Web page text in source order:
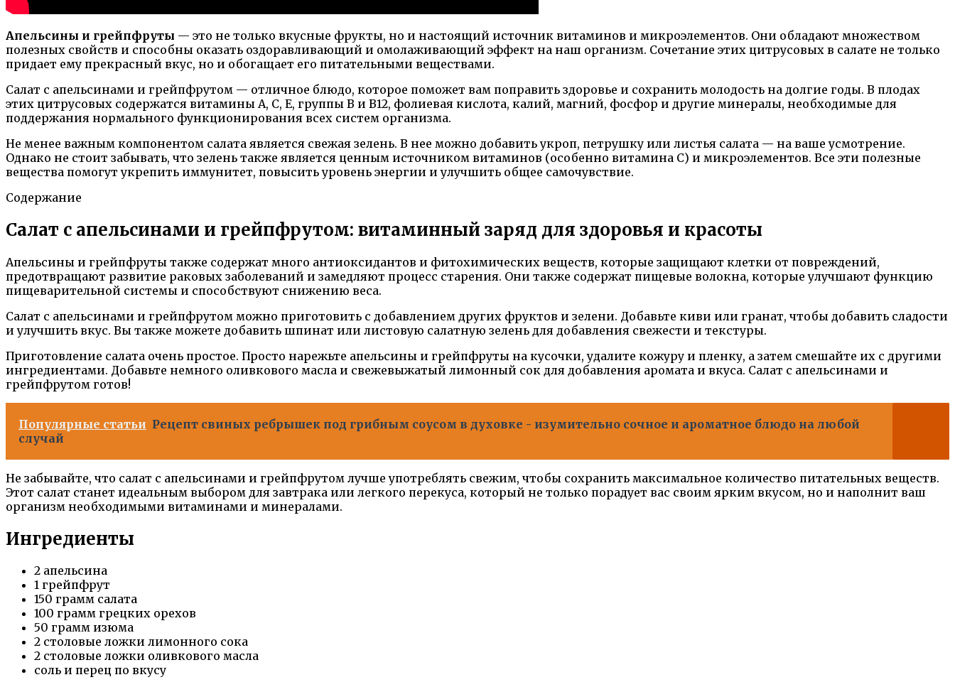
Апельсины и грейпфруты — это не только вкусные фрукты, но и настоящий источник витаминов и микроэлементов. Они обладают множеством
полезных свойств и способны оказать оздоравливающий и омолаживающий эффект на наш организм. Сочетание этих цитрусовых в салате не только
придает ему прекрасный вкус, но и обогащает его питательными веществами.
Салат с апельсинами и грейпфрутом — отличное блюдо, которое поможет вам поправить здоровье и сохранить молодость на долгие годы. В плодах
этих цитрусовых содержатся витамины А, С, Е, группы В и В12, фолиевая кислота, калий, магний, фосфор и другие минералы, необходимые для
поддержания нормального функционирования всех систем организма.
Не менее важным компонентом салата является свежая зелень. В нее можно добавить укроп, петрушку или листья салата — на ваше усмотрение.
Однако не стоит забывать, что зелень также является ценным источником витаминов (особенно витамина С) и микроэлементов. Все эти полезные
вещества помогут укрепить иммунитет, повысить уровень энергии и улучшить общее самочувствие.
Содержание
Салат с апельсинами и грейпфрутом: витаминный заряд для здоровья и красоты
Апельсины и грейпфруты также содержат много антиоксидантов и фитохимических веществ, которые защищают клетки от повреждений,
предотвращают развитие раковых заболеваний и замедляют процесс старения. Они также содержат пищевые волокна, которые улучшают функцию
пищеварительной системы и способствуют снижению веса.
Салат с апельсинами и грейпфрутом можно приготовить с добавлением других фруктов и зелени. Добавьте киви или гранат, чтобы добавить сладости
и улучшить вкус. Вы также можете добавить шпинат или листовую салатную зелень для добавления свежести и текстуры.
Приготовление салата очень простое. Просто нарежьте апельсины и грейпфруты на кусочки, удалите кожуру и пленку, а затем смешайте их с другими
ингредиентами. Добавьте немного оливкового масла и свежевыжатый лимонный сок для добавления аромата и вкуса. Салат с апельсинами и
грейпфрутом готов!
Популярные статьи Рецепт свиных ребрышек под грибным соусом в духовке - изумительно сочное и ароматное блюдо на любой
случай
Не забывайте, что салат с апельсинами и грейпфрутом лучше употреблять свежим, чтобы сохранить максимальное количество питательных веществ.
Этот салат станет идеальным выбором для завтрака или легкого перекуса, который не только порадует вас своим ярким вкусом, но и наполнит ваш
организм необходимыми витаминами и минералами.
Ингредиенты
2 апельсина
1 грейпфрут
150 грамм салата
100 грамм грецких орехов
50 грамм изюма
2 столовые ложки лимонного сока
2 столовые ложки оливкового масла
соль и перец по вкусу